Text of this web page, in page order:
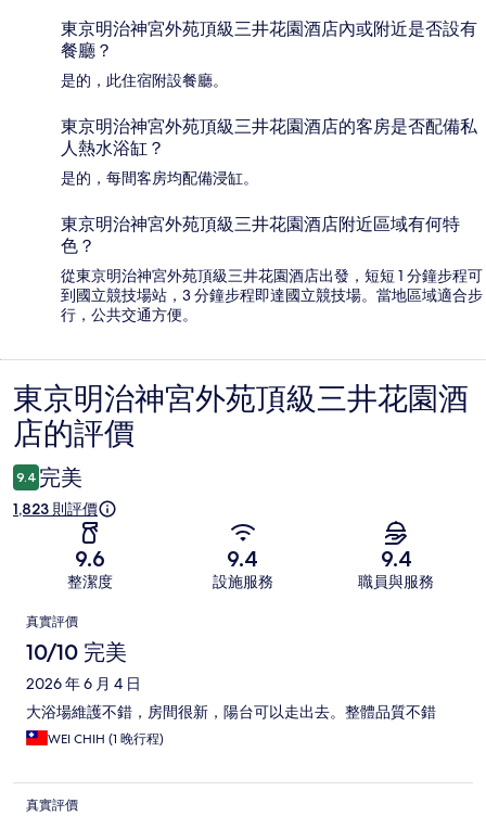
東京明治神宮外苑頂級三井花園酒店內或附近是否設有
餐廳？
是的，此住宿附設餐廳。
東京明治神宮外苑頂級三井花園酒店的客房是否配備私
人熱水浴缸？
是的，每間客房均配備浸缸。
東京明治神宮外苑頂級三井花園酒店附近區域有何特
色？
從東京明治神宮外苑頂級三井花園酒店出發，短短 1 分鐘步程可
到國立競技場站，3 分鐘步程即達國立競技場。當地區域適合步
行，公共交通方便。
評
價
東京明治神宮外苑頂級三井花園酒
店的評價
9.4 完美
1,823 則評價
9.6
整潔度
9.4
設施服務
9.4
職員與服務
評
價
真實評價
10/10 完美
2026 年 6 月 4 日
大浴場維護不錯，房間很新，陽台可以走出去。整體品質不錯
WEI CHIH (1 晚行程)
真實評價